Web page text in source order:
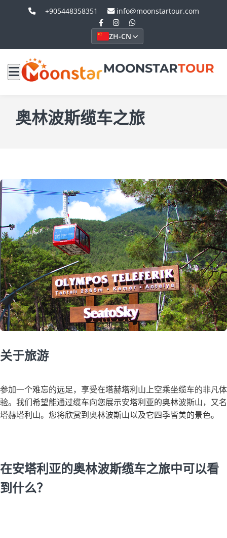
+905448358351 info@moonstartour.com
ZH-CN
MOONSTARTOUR
奥林波斯缆车之旅
关于旅游
参加一个难忘的远足，享受在塔赫塔利山上空乘坐缆车的非凡体
验。我们希望能通过缆车向您展示安塔利亚的奥林波斯山，又名
塔赫塔利山。您将欣赏到奥林波斯山以及它四季皆美的景色。
在安塔利亚的奥林波斯缆车之旅中可以看
到什么？